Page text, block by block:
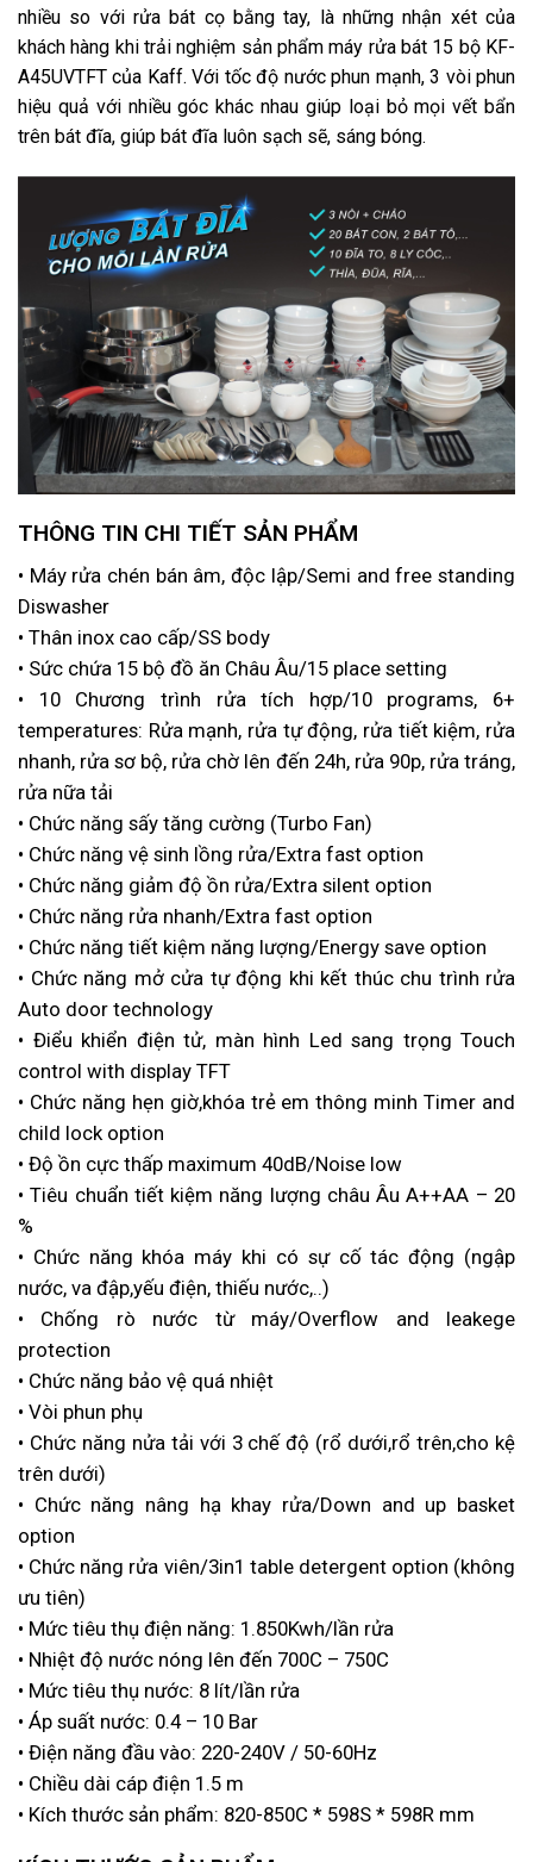
nhiều so với rửa bát cọ bằng tay, là những nhận xét của
khách hàng khi trải nghiệm sản phẩm máy rửa bát 15 bộ KF-
A45UVTFT của Kaff. Với tốc độ nước phun mạnh, 3 vòi phun
hiệu quả với nhiều góc khác nhau giúp loại bỏ mọi vết bẩn
trên bát đĩa, giúp bát đĩa luôn sạch sẽ, sáng bóng.
THÔNG TIN CHI TIẾT SẢN PHẨM
• Máy rửa chén bán âm, độc lập/Semi and free standing
Diswasher
• Thân inox cao cấp/SS body
• Sức chứa 15 bộ đồ ăn Châu Âu/15 place setting
• 10 Chương trình rửa tích hợp/10 programs, 6+
temperatures: Rửa mạnh, rửa tự động, rửa tiết kiệm, rửa
nhanh, rửa sơ bộ, rửa chờ lên đến 24h, rửa 90p, rửa tráng,
rửa nữa tải
• Chức năng sấy tăng cường (Turbo Fan)
• Chức năng vệ sinh lồng rửa/Extra fast option
• Chức năng giảm độ ồn rửa/Extra silent option
• Chức năng rửa nhanh/Extra fast option
• Chức năng tiết kiệm năng lượng/Energy save option
• Chức năng mở cửa tự động khi kết thúc chu trình rửa
Auto door technology
• Điểu khiển điện tử, màn hình Led sang trọng Touch
control with display TFT
• Chức năng hẹn giờ,khóa trẻ em thông minh Timer and
child lock option
• Độ ồn cực thấp maximum 40dB/Noise low
• Tiêu chuẩn tiết kiệm năng lượng châu Âu A++AA – 20
%
• Chức năng khóa máy khi có sự cố tác động (ngập
nước, va đập,yếu điện, thiếu nước,..)
• Chống rò nước từ máy/Overflow and leakege
protection
• Chức năng bảo vệ quá nhiệt
• Vòi phun phụ
• Chức năng nửa tải với 3 chế độ (rổ dưới,rổ trên,cho kệ
trên dưới)
• Chức năng nâng hạ khay rửa/Down and up basket
option
• Chức năng rửa viên/3in1 table detergent option (không
ưu tiên)
• Mức tiêu thụ điện năng: 1.850Kwh/lần rửa
• Nhiệt độ nước nóng lên đến 700C – 750C
• Mức tiêu thụ nước: 8 lít/lần rửa
• Áp suất nước: 0.4 – 10 Bar
• Điện năng đầu vào: 220-240V / 50-60Hz
• Chiều dài cáp điện 1.5 m
• Kích thước sản phẩm: 820-850C * 598S * 598R mm